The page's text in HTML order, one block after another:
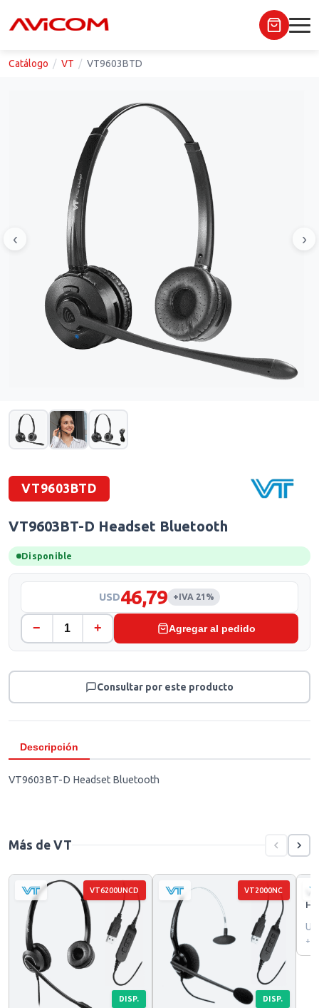
Catálogo VT VT9603BTD
‹ ›
VT9603BTD
VT9603BT-D Headset Bluetooth
Disponible
USD46,79 +IVA 21%
− + Agregar al pedido
Consultar por este producto
Descripción
VT9603BT-D Headset Bluetooth
Más de VT
VT6200UNCD
DISP.
VT2000NC
DISP.
+